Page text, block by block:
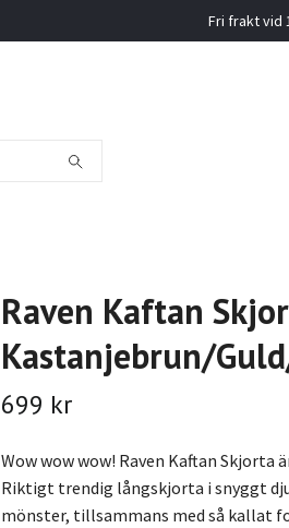
Fri frakt vid
Raven Kaftan
Kastanjebrun/
699 kr
Wow wow wow! Raven Kaftan Skjorta
Riktigt trendig långskjorta i snyggt
mönster, tillsammans med så kallat